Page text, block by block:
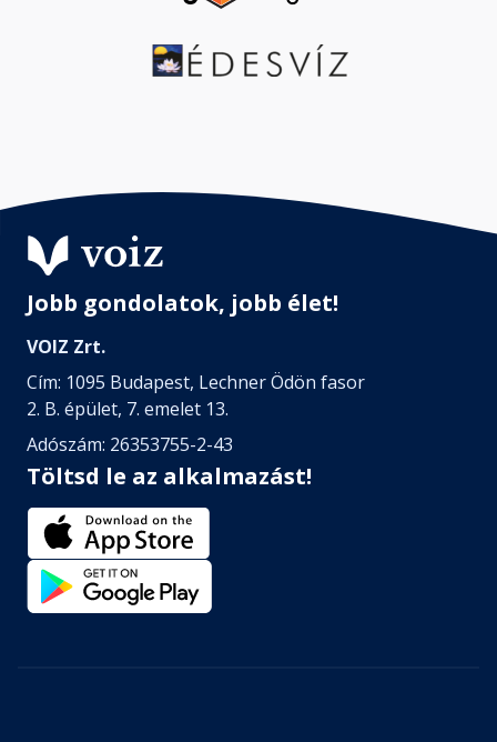
Jobb gondolatok, jobb élet!
VOIZ Zrt.
Cím: 1095 Budapest, Lechner Ödön fasor
2. B. épület, 7. emelet 13.
Adószám: 26353755-2-43
Töltsd le az alkalmazást!